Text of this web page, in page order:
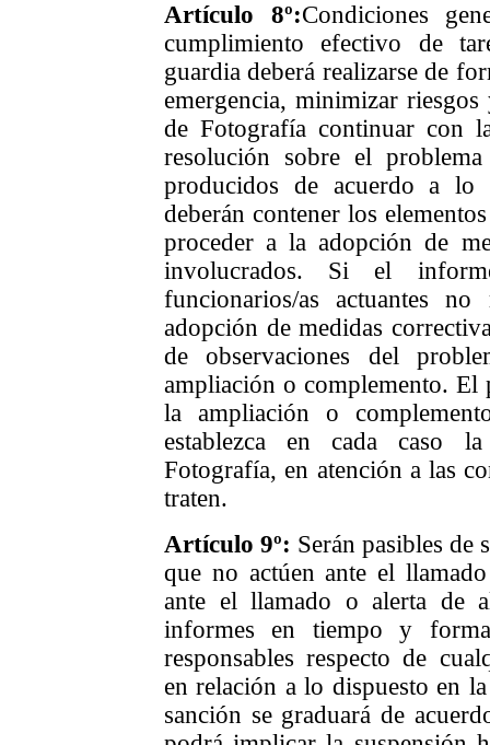
Artículo 8º:Condiciones
cumplimiento efectivo de
guardia deberá realizarse de
emergencia, minimizar
de Fotografía continuar con
resolución sobre el
producidos de acuerdo a
deberán contener los
proceder a la adopción de
involucrados. Si el
funcionarios/as actuantes
adopción de medidas
de observaciones del
ampliación o complemento. El
la ampliación o
establezca en cada caso
Fotografía, en atención a las
traten.
Artículo 9º: Serán pasibles de
que no actúen ante el
ante el llamado o alerta de
informes en tiempo y
responsables respecto de
en relación a lo dispuesto en
sanción se graduará de